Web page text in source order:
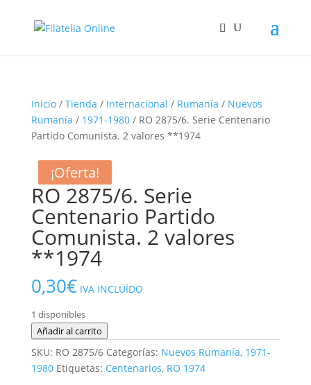
Inicio/ Tienda / Internacional / Rumanía / Nuevos
Rumanía / 1971-1980/ RO 2875/6. Serie Centenario
Partido Comunista. 2 valores **1974
RO 2875/6. Serie
Centenario Partido
Comunista. 2 valores
**1974
0,30€ IVA INCLUÍDO
1 disponibles
RO
2875/6.
Serie
Centenario
Añadir al carrito
SKU: RO 2875/6 Categorías: Nuevos Rumanía, 1971-
1980 Etiquetas: Centenarios, RO 1974
¡Oferta!
¡Oferta!
¡Oferta!